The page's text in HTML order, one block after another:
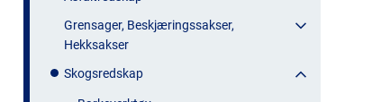
Grensager, Beskjæringssakser,
Hekksakser
Skogsredskap